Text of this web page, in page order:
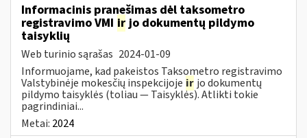
Informacinis pranešimas dėl taksometro
registravimo VMI irjo dokumentų pildymo
taisyklių
Web turinio sąrašas 2024-01-09
Informuojame, kad pakeistos Taksometro registravimo
Valstybinėje mokesčių inspekcijoje ir jo dokumentų
pildymo taisyklės (toliau — Taisyklės). Atlikti tokie
pagrindiniai...
Metai: 2024